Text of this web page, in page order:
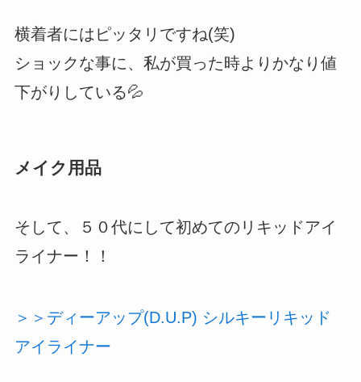
横着者にはピッタリですね(笑)
ショックな事に、私が買った時よりかなり値
下がりしている💦
メイク用品
そして、５０代にして初めてのリキッドアイ
ライナー！！
＞＞ディーアップ(D.U.P) シルキーリキッド
アイライナー